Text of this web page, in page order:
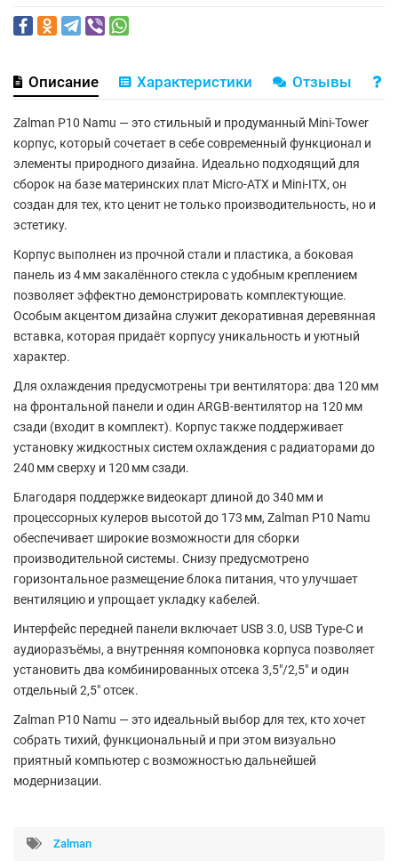
Описание Характеристики Отзывы
Zalman P10 Namu — это стильный и продуманный Mini-Tower
корпус, который сочетает в себе современный функционал и
элементы природного дизайна. Идеально подходящий для
сборок на базе материнских плат Micro-ATX и Mini-ITX, он
создан для тех, кто ценит не только производительность, но и
эстетику.
Корпус выполнен из прочной стали и пластика, а боковая
панель из4 мм закалённого стекла с удобным креплением
позволяет эффектно демонстрировать комплектующие.
Особым акцентом дизайна служит декоративная деревянная
вставка, которая придаёт корпусу уникальность и уютный
характер.
Для охлаждения предусмотрены три вентилятора: два 120 мм
на фронтальной панели и один ARGB-вентилятор на 120 мм
сзади (входит в комплект). Корпус также поддерживает
установкужидкостных систем охлаждения с радиаторами до
240 мм сверху и 120 мм сзади.
Благодаря поддержке видеокарт длиной до 340 мм и
процессорных кулеров высотой до 173 мм, Zalman P10 Namu
обеспечивает широкие возможности для сборки
производительной системы. Снизу предусмотрено
горизонтальное размещение блока питания, что улучшает
вентиляцию и упрощает укладку кабелей.
Интерфейс передней панели включает USB 3.0, USB Type-C и
аудиоразъёмы, а внутренняя компоновка корпуса позволяет
установить два комбинированных отсека 3,5"/2,5" и один
отдельный 2,5" отсек.
Zalman P10 Namu — это идеальный выбор для тех, кто хочет
собрать тихий, функциональный и при этом визуально
приятный компьютер с возможностью дальнейшей
модернизации.
Zalman